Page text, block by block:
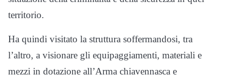
territorio.
Ha quindi visitato la struttura soffermandosi, tra
l’altro, a visionare gli equipaggiamenti, materiali e
mezzi in dotazione all’Arma chiavennasca e